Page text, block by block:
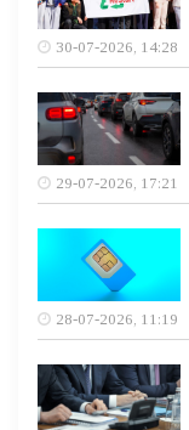
30-07-2026, 14:28
29-07-2026, 17:21
28-07-2026, 11:19